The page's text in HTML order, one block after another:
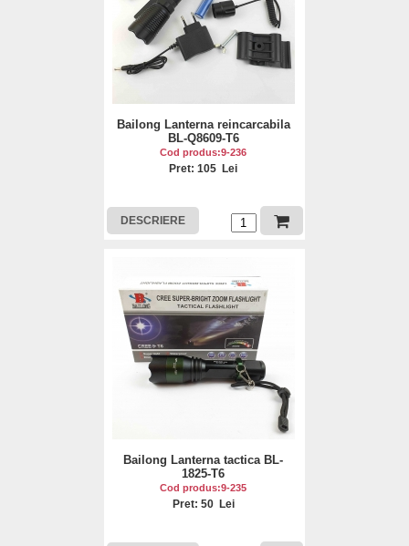
Bailong Lanterna reincarcabila
BL-Q8609-T6
Cod produs:9-236
Pret: 105 Lei
DESCRIERE
Bailong Lanterna tactica BL-
1825-T6
Cod produs:9-235
Pret: 50 Lei